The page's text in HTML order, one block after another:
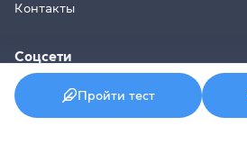
Контакты
Соцсети
Пройти тест